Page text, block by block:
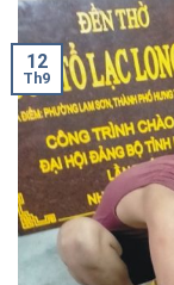
12
Th9